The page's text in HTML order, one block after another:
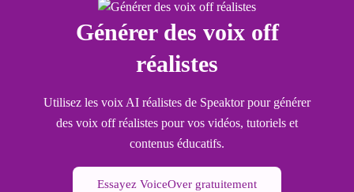
Générer des voix off
réalistes
Utilisez les voix AI réalistes de Speaktor pour générer
des voix off réalistes pour vos vidéos, tutoriels et
contenus éducatifs.
Essayez VoiceOver gratuitement